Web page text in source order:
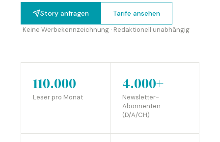
Story anfragen Tarife ansehen
Keine Werbekennzeichnung · Redaktionell unabhängig
110.000
Leser pro Monat
4.000+
Newsletter-
Abonnenten
(D/A/CH)